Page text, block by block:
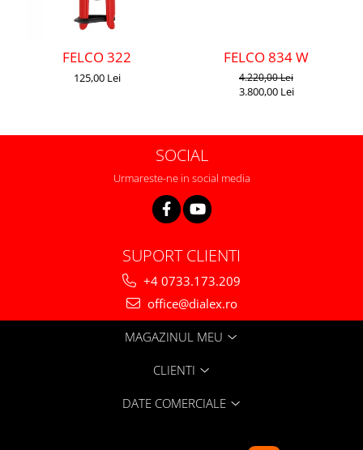
FELCO 322
125,00 Lei
FELCO 834 W
4.220,00 Lei
3.800,00 Lei
SOCIAL
Urmareste-ne in social media
SUPORT CLIENTI
+4 0733.173.209
office@dialex.ro
MAGAZINUL MEU
CLIENTI
DATE COMERCIALE